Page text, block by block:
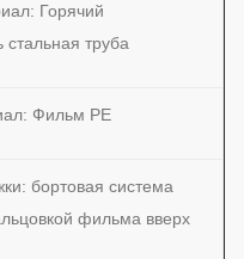
Горячий
стальная труба
Фильм PE
бортовая система
фильма вверх